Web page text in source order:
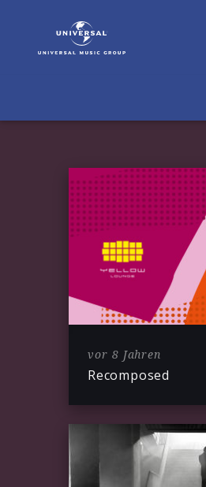
vor 8 Jahren
Recomposed